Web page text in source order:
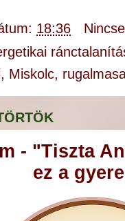
18:36
, Miskolc,
- "Tiszta
ez a